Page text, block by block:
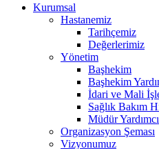
Kurumsal
Hastanemiz
Tarihçemiz
Değerlerimiz
Yönetim
Başhekim
Başhekim
İdari ve Mali
Sağlık Bakım
Müdür
Organizasyon Şeması
Vizyonumuz